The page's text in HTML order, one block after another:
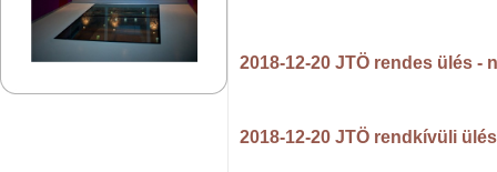
2018-12-20 JTÖ rendes ülés
2018-12-20 JTÖ rendkívüli